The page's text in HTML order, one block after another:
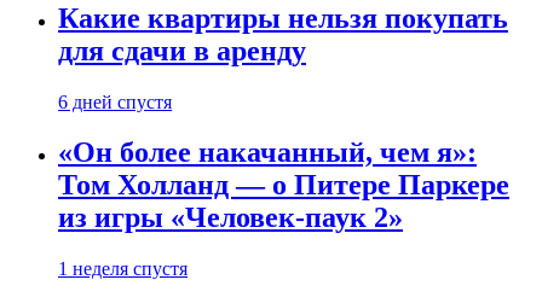
Какие квартиры нельзя покупать
для сдачи в аренду
6 дней спустя
«Он более накачанный, чем я»:
Том Холланд — о Питере Паркере
из игры «Человек-паук 2»
1 неделя спустя